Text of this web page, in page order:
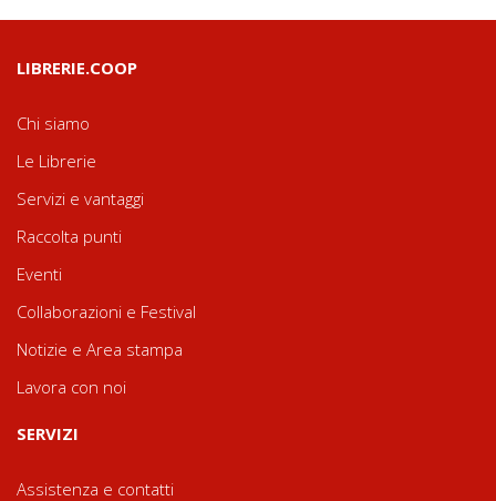
LIBRERIE.COOP
Chi siamo
Le Librerie
Servizi e vantaggi
Raccolta punti
Eventi
Collaborazioni e Festival
Notizie e Area stampa
Lavora con noi
SERVIZI
Assistenza e contatti